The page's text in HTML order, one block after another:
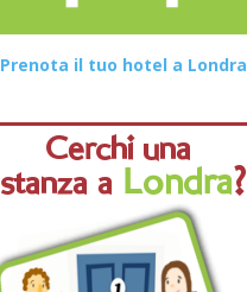
Prenota il tuo hotel a Londra